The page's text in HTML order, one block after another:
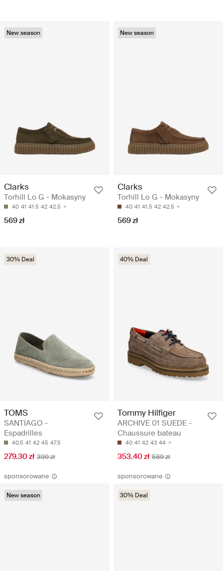
New season
Clarks
Torhill Lo G - Mokasyny
40 41 41.5 42 42.5
569 zł
New season
Clarks
Torhill Lo G - Mokasyny
40 41 41.5 42 42.5
569 zł
30% Deal
TOMS
SANTIAGO -
Espadrilles
40.5 41 42 45 47.5
279.30 zł 399 zł
40% Deal
Tommy Hilfiger
ARCHIVE 01 SUEDE -
Chaussure bateau
40 41 42 43 44
353.40 zł 589 zł
sponsorowane
New season
sponsorowane
30% Deal